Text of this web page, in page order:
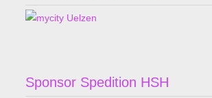
Sponsor Spedition HSH